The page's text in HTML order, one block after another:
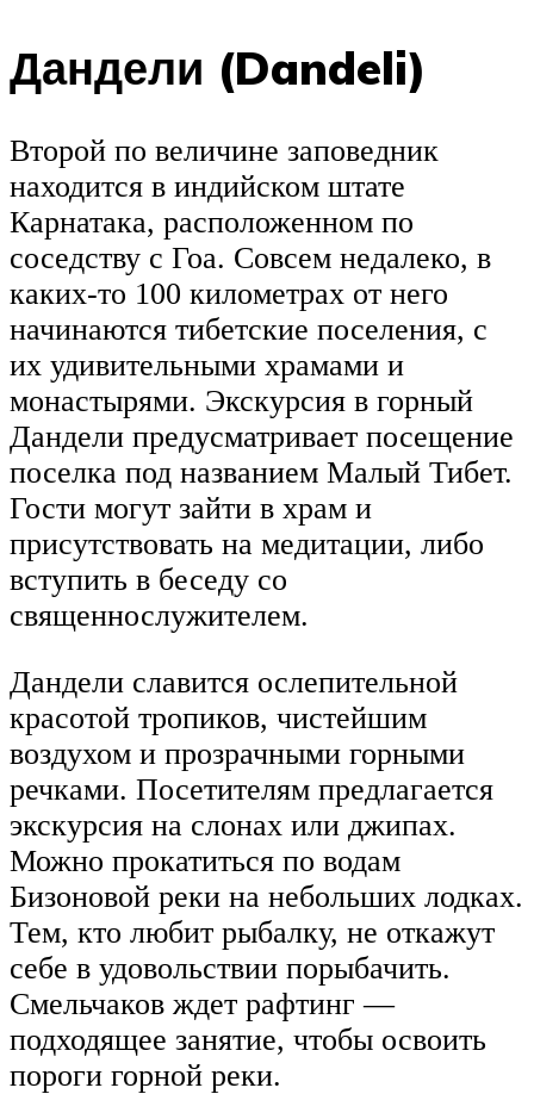
Дандели (Dandeli)
Второй по величине заповедник
находится в индийском штате
Карнатака, расположенном по
соседству с Гоа. Совсем недалеко, в
каких-то 100 километрах от него
начинаются тибетские поселения, с
их удивительными храмами и
монастырями. Экскурсия в горный
Дандели предусматривает посещение
поселка под названием Малый Тибет.
Гости могут зайти в храм и
присутствовать на медитации, либо
вступить в беседу со
священнослужителем.
Дандели славится ослепительной
красотой тропиков, чистейшим
воздухом и прозрачными горными
речками. Посетителям предлагается
экскурсия на слонах или джипах.
Можно прокатиться по водам
Бизоновой реки на небольших лодках.
Тем, кто любит рыбалку, не откажут
себе в удовольствии порыбачить.
Смельчаков ждет рафтинг —
подходящее занятие, чтобы освоить
пороги горной реки.